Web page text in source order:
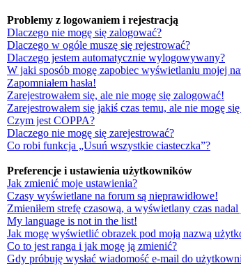
Problemy z logowaniem i rejestracją
Dlaczego nie mogę się zalogować?
Dlaczego w ogóle muszę się rejestrować?
Dlaczego jestem automatycznie wylogowywany?
W jaki sposób mogę zapobiec wyświetlaniu mojej
Zapomniałem hasła!
Zarejestrowałem się, ale nie mogę się zalogować!
Zarejestrowałem się jakiś czas temu, ale nie mogę
Czym jest COPPA?
Dlaczego nie mogę się zarejestrować?
Co robi funkcja „Usuń wszystkie ciasteczka”?
Preferencje i ustawienia użytkowników
Jak zmienić moje ustawienia?
Czasy wyświetlane na forum są nieprawidłowe!
Zmieniłem strefę czasową, a wyświetlany czas nadal
My language is not in the list!
Jak mogę wyświetlić obrazek pod moją nazwą
Co to jest ranga i jak mogę ją zmienić?
Gdy próbuję wysłać wiadomość e-mail do